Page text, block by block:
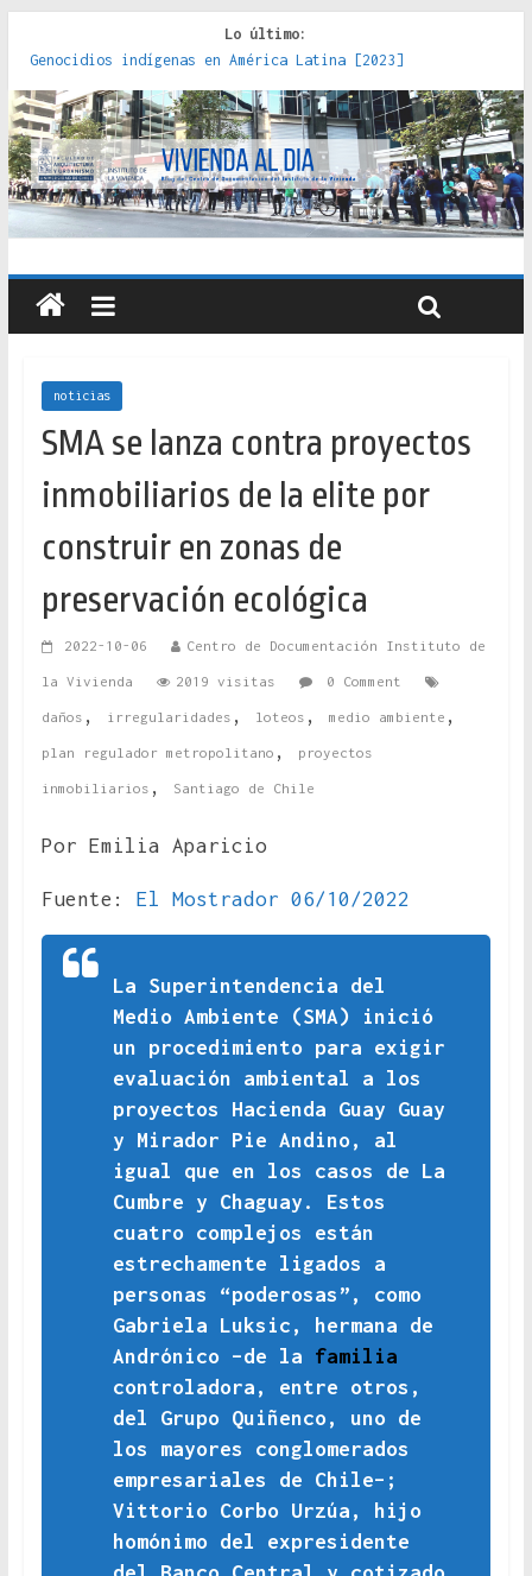
Lo último:
Genocidios indígenas en América Latina [2023]
Estudios sobre la espacialización de los Estados :
políticas, prácticas y representaciones [2022]
Donde el pedernal choca con el acero : hacia una teoría
crítica de las fronteras latinoamericanas [2020]
Criterios técnicos para una vivienda adecuada [2019]
Red de consultorios de la Caja del Seguro Obrero en
Santiago : un patrimonio emblemático [2014]
noticias
SMA se lanza contra proyectos
inmobiliarios de la elite por
construir en zonas de
preservación ecológica
2022-10-06 Centro de Documentación Instituto de
la Vivienda 2019 visitas 0 Comment
daños , irregularidades , loteos , medio ambiente ,
plan regulador metropolitano , proyectos
inmobiliarios , Santiago de Chile
Por Emilia Aparicio
Fuente: El Mostrador 06/10/2022
La Superintendencia del
Medio Ambiente (SMA) inició
un procedimiento para exigir
evaluación ambiental a los
proyectos Hacienda Guay Guay
y Mirador Pie Andino, al
igual que en los casos de La
Cumbre y Chaguay. Estos
cuatro complejos están
estrechamente ligados a
personas “poderosas”, como
Gabriela Luksic, hermana de
Andrónico –de la familia
controladora, entre otros,
del Grupo Quiñenco, uno de
los mayores conglomerados
empresariales de Chile–;
Vittorio Corbo Urzúa, hijo
homónimo del expresidente